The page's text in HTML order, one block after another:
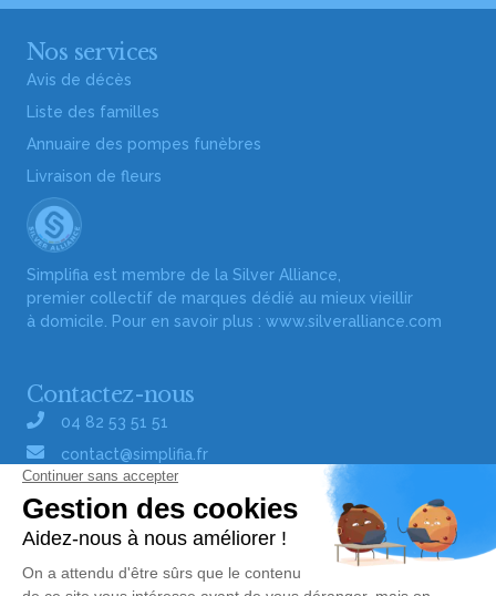
Nos services
Avis de décès
Liste des familles
Annuaire des pompes funèbres
Livraison de fleurs
Simplifia est membre de la Silver Alliance,
premier collectif de marques dédié au mieux vieillir
à domicile. Pour en savoir plus : www.silveralliance.com
Contactez-nous
04 82 53 51 51
contact@simplifia.fr
Réseaux sociaux